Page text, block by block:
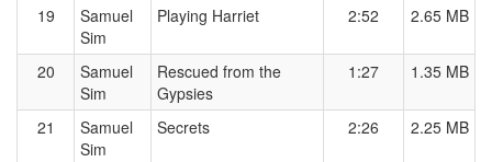
19
Samuel
Sim
Playing Harriet 2:52 2.65 MB
20
Samuel
Sim
Rescued from the
Gypsies
1:27 1.35 MB
21
Samuel
Sim
Secrets 2:26 2.25 MB